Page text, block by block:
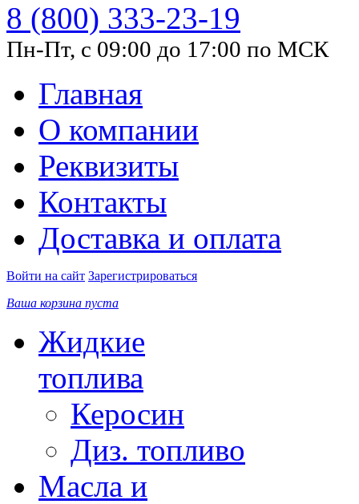
8 (800) 333-23-19
Пн-Пт, с 09:00 до 17:00 по МСК
Главная
О компании
Реквизиты
Контакты
Доставка и оплата
Войти на сайт Зарегистрироваться
Ваша корзина пуста
Жидкие
топлива
Керосин
Диз. топливо
Масла и